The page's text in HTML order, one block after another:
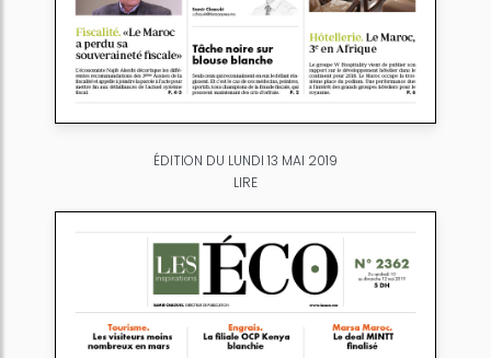
ÉDITION DU LUNDI 13 MAI 2019
LIRE